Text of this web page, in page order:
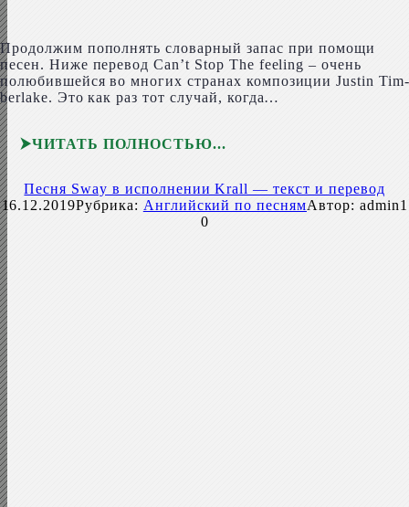
Продолжим пополнять словарный запас при помощи
песен. Ниже перевод Can’t Stop The feel­ing – очень
полюбившейся во многих странах композиции Justin Tim­
ber­lake. Это как раз тот случай, когда…
ЧИТАТЬ ПОЛНОСТЬЮ
Песня Sway в исполнении Krall — текст и перевод
16.12.2019Рубрика: Английский по песнямАвтор: admin1
0